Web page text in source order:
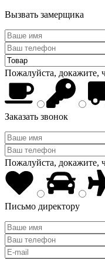
Вызвать замерщика
Пожалуйста, докажите,
Заказать звонок
Пожалуйста, докажите,
Письмо директору